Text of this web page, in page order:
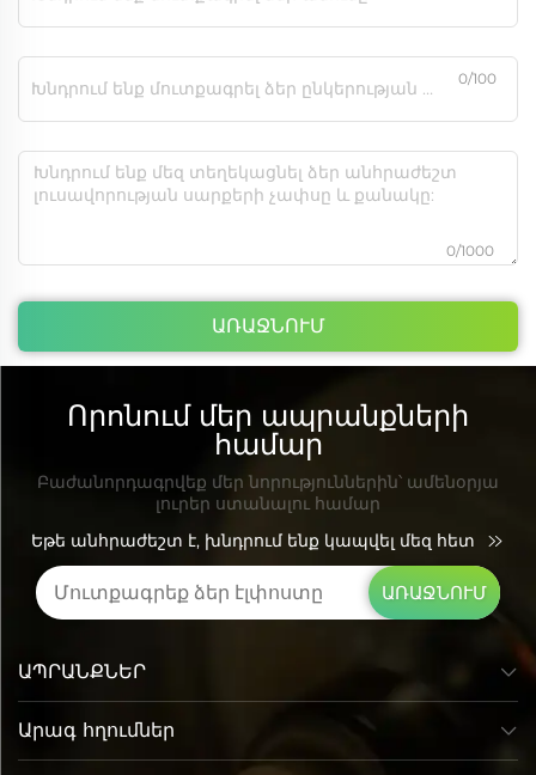
0/100
0/1000
ԱՌԱՋՆՈՒՄ
Որոնում մեր ապրանքների
համար
Բաժանորդագրվեք մեր նորություններին՝ ամենօրյա
լուրեր ստանալու համար
Եթե անհրաժեշտ է, խնդրում ենք կապվել մեզ հետ
ԱՌԱՋՆՈՒՄ
Արագ հղումներ
ԱՊՐԱՆՔՆԵՐ